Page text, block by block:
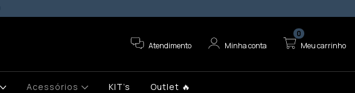
Atendimento Minha conta Meu carrinho
0
Acessórios KIT’s Outlet 🔥